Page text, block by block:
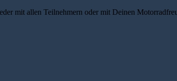
mit allen Teilnehmern oder mit Deinen